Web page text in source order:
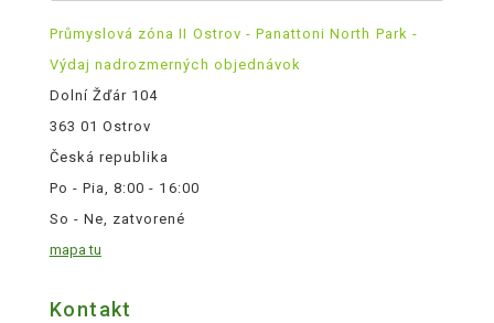
Průmyslová zóna II Ostrov - Panattoni North Park -
Výdaj nadrozmerných objednávok
Dolní Žďár 104
363 01 Ostrov
Česká republika
Po - Pia, 8:00 - 16:00
So - Ne, zatvorené
mapa tu
Kontakt